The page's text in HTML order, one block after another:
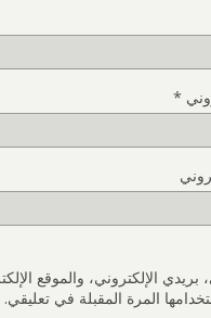
*
الإلكتروني، والموقع
المرة المقبلة في تعليقي.